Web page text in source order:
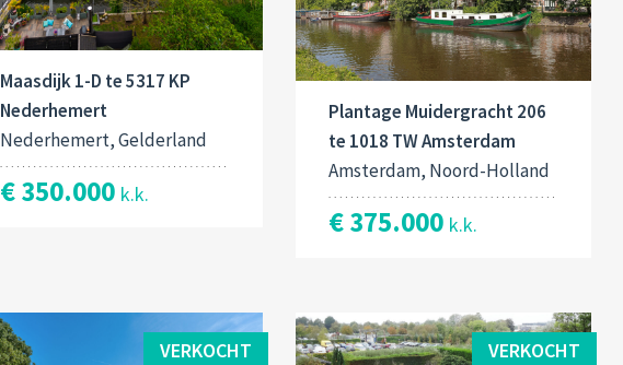
Maasdijk 1-D te 5317 KP
Nederhemert
Nederhemert, Gelderland
€ 350.000 k.k.
Plantage Muidergracht 206
te 1018 TW Amsterdam
Amsterdam, Noord-Holland
€ 375.000 k.k.
VERKOCHT VERKOCHT